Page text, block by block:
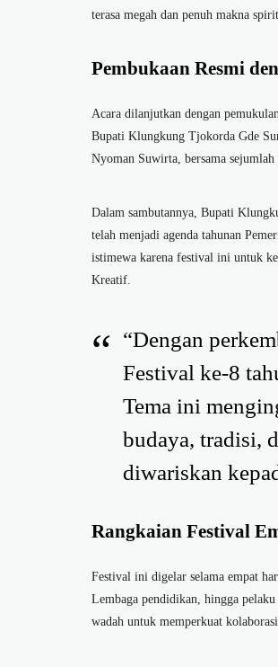
terasa megah dan penuh makna
Pembukaan Resmi
Acara dilanjutkan dengan
Bupati Klungkung Tjokorda Gde
Nyoman Suwirta, bersama sejumlah
Dalam sambutannya, Bupati
telah menjadi agenda tahunan
istimewa karena festival ini untuk
Kreatif.
“Dengan
Festival ke-8
Tema ini
budaya, tradisi,
diwariskan
Rangkaian Festival
Festival ini digelar selama empat
Lembaga pendidikan, hingga
wadah untuk memperkuat